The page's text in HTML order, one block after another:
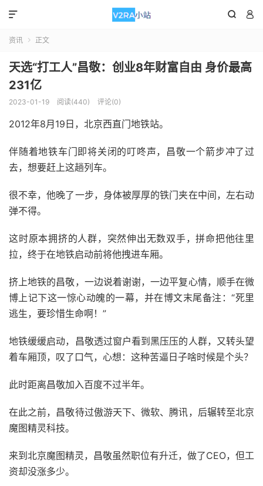
 

资讯  正文
天选“打工人”昌敬：创业8年财富自由 身价最高
231亿
2023-01-19 阅读(440) 评论(0)
2012年8月19日，北京西直门地铁站。
伴随着地铁车门即将关闭的叮咚声，昌敬一个箭步冲了过
去，想要赶上这趟列车。
很不幸，他晚了一步，身体被厚厚的铁门夹在中间，左右动
弹不得。
这时原本拥挤的人群，突然伸出无数双手，拼命把他往里
拉，终于在地铁启动前将他拽进车厢。
挤上地铁的昌敬，一边说着谢谢，一边平复心情，顺手在微
博上记下这一惊心动魄的一幕，并在博文末尾备注：“死里
逃生，要珍惜生命啊！”
地铁缓缓启动，昌敬透过窗户看到黑压压的人群，又转头望
着车厢顶，叹了口气，心想：这种苦逼日子啥时候是个头？
此时距离昌敬加入百度不过半年。
在此之前，昌敬待过傲游天下、微软、腾讯，后辗转至北京
魔图精灵科技。
来到北京魔图精灵，昌敬虽然职位有升迁，做了CEO，但工
资却没涨多少。